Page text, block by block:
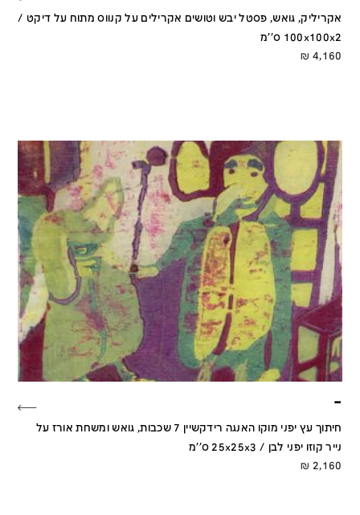
אקריליק, גואש, פסטל יבש וטושים אקרילים על קנווס מתוח על דיקט /
100x100x2 ס''מ
4,160
₪
–
חיתוך עץ יפני מוקו האנגה רידקשיין 7 שכבות, גואש ומשחת אורז על
נייר קוזו יפני לבן / 25x25x3 ס''מ
2,160
₪